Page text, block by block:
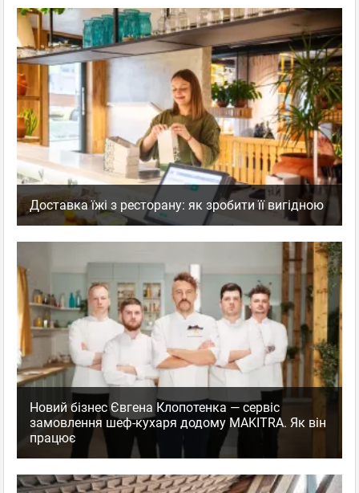
Доставка їжі з ресторану: як зробити її вигідною
Новий бізнес Євгена Клопотенка — сервіс
замовлення шеф-кухаря додому MAKITRA. Як він
працює